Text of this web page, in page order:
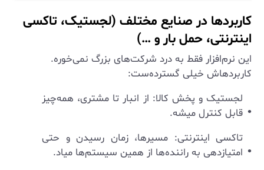
کاربردها در صنایع مختلف (لجستیک، تاکسی
اینترنتی، حمل بار و …)
این نرم‌افزار فقط به درد شرکت‌های بزرگ نمی‌خوره.
کاربردهاش خیلی گسترده‌ست:
لجستیک و پخش کالا: از انبار تا مشتری، همه‌چیز
قابل کنترل میشه.
تاکسی اینترنتی: مسیرها، زمان رسیدن و حتی
امتیازدهی به راننده‌ها از همین سیستم‌ها میاد.